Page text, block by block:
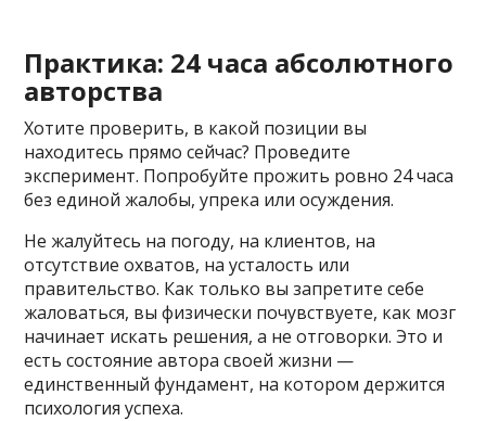
Практика: 24 часа абсолютного
авторства
Хотите проверить, в какой позиции вы
находитесь прямо сейчас? Проведите
эксперимент. Попробуйте прожить ровно 24 часа
без единой жалобы, упрека или осуждения.
Не жалуйтесь на погоду, на клиентов, на
отсутствие охватов, на усталость или
правительство. Как только вы запретите себе
жаловаться, вы физически почувствуете, как мозг
начинает искать решения, а не отговорки. Это и
есть состояние автора своей жизни —
единственный фундамент, на котором держится
психология успеха.